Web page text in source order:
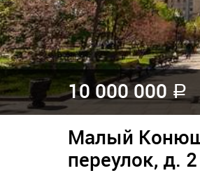
10 000 000 a
Малый
переулок, д. 2